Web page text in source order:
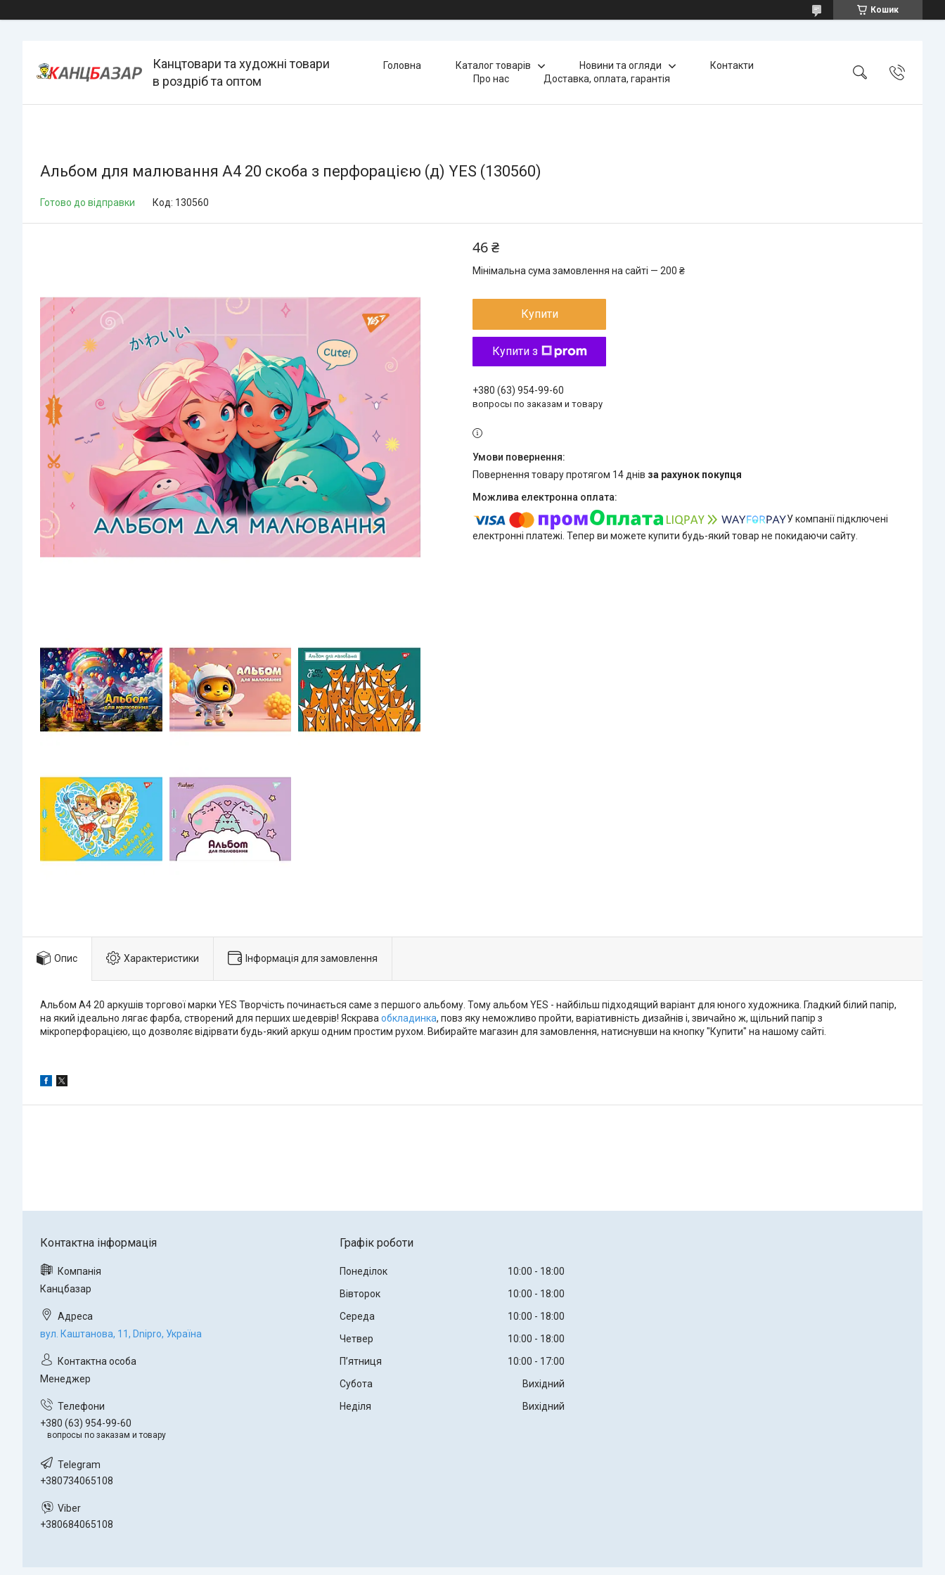
Кошик
Канцтовари та художні товари
в роздріб та оптом
Головна Каталог товарів Новини та огляди
Контакти
Про нас
Доставка, оплата, гарантія
Альбом для малювання А4 20 скоба з перфорацією (д) YES (130560)
Готово до відправки Код: 130560
46 ₴
Мінімальна сума замовлення на сайті — 200 ₴
Купити
Купити з
+380 (63) 954-99-60
вопросы по заказам и товару
повернення товару протягом 14 днів за рахунок покупця
У компанії підключені
електронні платежі. Тепер ви можете купити будь-який товар не покидаючи сайту.
Опис Характеристики Інформація для замовлення
Альбом А4 20 аркушів торгової марки YES Творчість починається саме з першого альбому. Тому альбом YES - найбільш підходящий варіант для юного художника. Гладкий білий папір,
на який ідеально лягає фарба, створений для перших шедеврів! Яскрава обкладинка, повз яку неможливо пройти, варіативність дизайнів і, звичайно ж, щільний папір з
мікроперфорацією, що дозволяє відірвати будь-який аркуш одним простим рухом. Вибирайте магазин для замовлення, натиснувши на кнопку "Купити" на нашому сайті.
Канцбазар
вул. Каштанова, 11, Dnipro, Україна
Менеджер
+380 (63) 954-99-60
вопросы по заказам и товару
+380734065108
+380684065108
Графік роботи
Понеділок 10:00
18:00
Вівторок
10:00
18:00
Середа
10:00
18:00
Четвер
10:00
18:00
Пʼятниця
10:00
17:00
Субота
Вихідний
Неділя
Вихідний